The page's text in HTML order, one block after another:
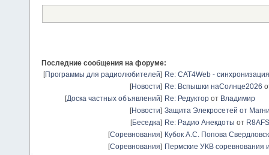
Последние сообщения на форуме:
[Программы для радиолюбителей] Re: CAT4Web -
[Новости] Re: Вспышки наСолнце2026
[Доска частных объявлений] Re: Редуктор от Владимир
[Новости] Защита Элекросетей от
[Беседка] Re: Радио Анекдоты от R8AFS
[Соревнования] Кубок А.С. Попова
[Соревнования] Пермские УКВ соревнования